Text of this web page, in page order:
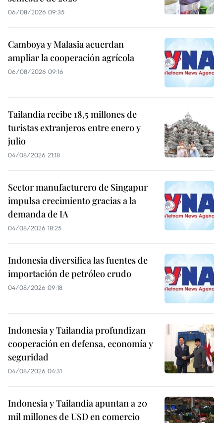
06/08/2026 09:35
Camboya y Malasia acuerdan
ampliar la cooperación agrícola
06/08/2026 09:16
Tailandia recibe 18,5 millones de
turistas extranjeros entre enero y
julio
04/08/2026 21:18
Sector manufacturero de Singapur
impulsa crecimiento gracias a la
demanda de IA
04/08/2026 18:25
Indonesia diversifica las fuentes de
importación de petróleo crudo
04/08/2026 09:18
Indonesia y Tailandia profundizan
cooperación en defensa, economía y
seguridad
04/08/2026 04:31
Indonesia y Tailandia apuntan a 20
mil millones de USD en comercio